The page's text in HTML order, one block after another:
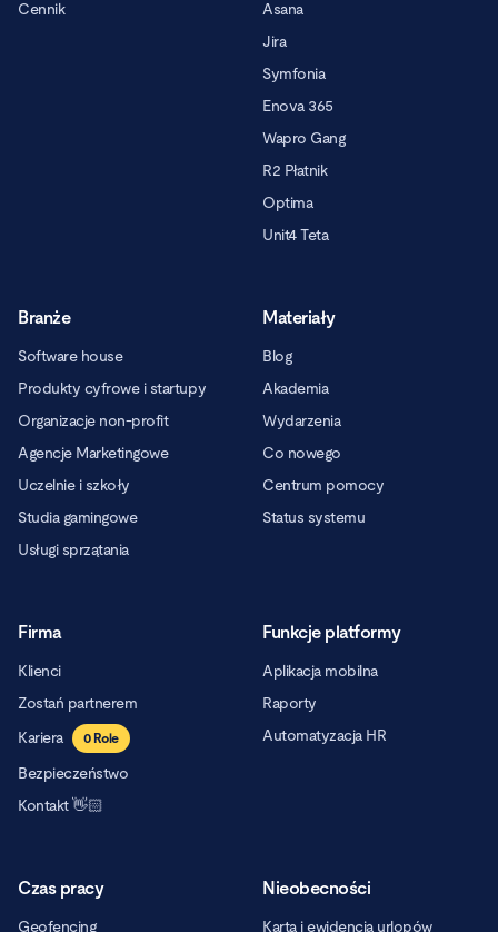
Cennik
Asana
Jira
Symfonia
Enova 365
Wapro Gang
R2 Płatnik
Optima
Unit4 Teta
Branże
Software house
Produkty cyfrowe i startupy
Organizacje non-profit
Agencje Marketingowe
Uczelnie i szkoły
Studia gamingowe
Usługi sprzątania
Materiały
Blog
Akademia
Wydarzenia
Co nowego
Centrum pomocy
Status systemu
Firma
Klienci
Zostań partnerem
Kariera
0Role
Bezpieczeństwo
Kontakt 👋🏻
Funkcje platformy
Aplikacja mobilna
Raporty
Automatyzacja HR
Czas pracy
Geofencing
Nieobecności
Karta i ewidencja urlopów